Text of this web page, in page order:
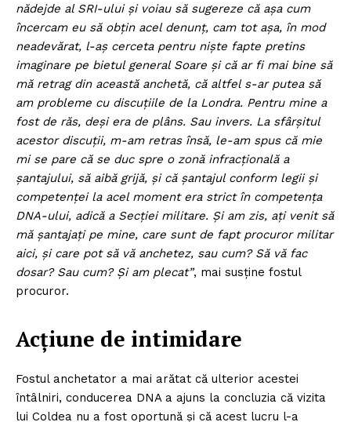
nădejde al SRI-ului și voiau să sugereze că așa cum
încercam eu să obțin acel denunț, cam tot așa, în mod
neadevărat, l-aș cerceta pentru niște fapte pretins
imaginare pe bietul general Soare și că ar fi mai bine să
mă retrag din această anchetă, că altfel s-ar putea să
am probleme cu discuțiile de la Londra. Pentru mine a
fost de răs, deși era de plâns. Sau invers. La sfârșitul
acestor discuții, m-am retras însă, le-am spus că mie
mi se pare că se duc spre o zonă infracțională a
șantajului, să aibă grijă, și că șantajul conform legii și
competenței la acel moment era strict în competența
DNA-ului, adică a Secției militare. Și am zis, ați venit să
mă șantajați pe mine, care sunt de fapt procuror militar
aici, și care pot să vă anchetez, sau cum? Să vă fac
dosar? Sau cum? Și am plecat”, mai susține fostul
procuror.
Acțiune de intimidare
Fostul anchetator a mai arătat că ulterior acestei
întâlniri, conducerea DNA a ajuns la concluzia că vizita
lui Coldea nu a fost oportună și că acest lucru l-a